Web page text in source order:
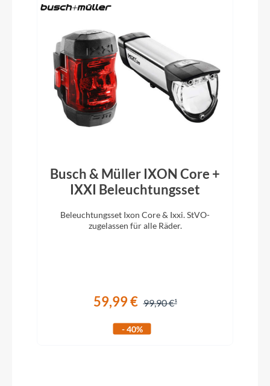
Rahmentyp
Full-Suspension
Modelljahr
Hinterreifen
Maxxis Rekon Race, EXO, Tubeless Ready, 2.4 WT
Sattelklemme
ACID Disrupt, Soft Compound
Busch & Müller IXON Core +
IXXI Beleuchtungsset
Beleuchtungsset Ixon Core & Ixxi. StVO-
zugelassen für alle Räder.
59,99 € 99,90 €
- 40%